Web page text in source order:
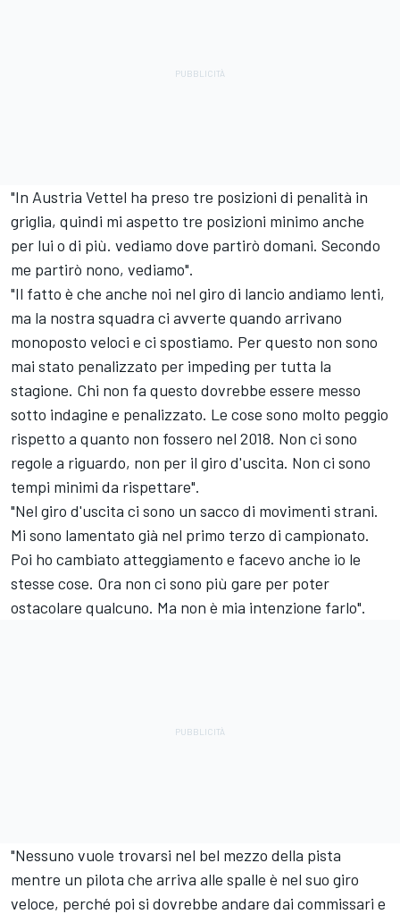
"In Austria Vettel ha preso tre posizioni di penalità in
griglia, quindi mi aspetto tre posizioni minimo anche
per lui o di più. vediamo dove partirò domani. Secondo
me partirò nono, vediamo".
"Il fatto è che anche noi nel giro di lancio andiamo lenti,
ma la nostra squadra ci avverte quando arrivano
monoposto veloci e ci spostiamo. Per questo non sono
mai stato penalizzato per impeding per tutta la
stagione. Chi non fa questo dovrebbe essere messo
sotto indagine e penalizzato. Le cose sono molto peggio
rispetto a quanto non fossero nel 2018. Non ci sono
regole a riguardo, non per il giro d'uscita. Non ci sono
tempi minimi da rispettare".
"Nel giro d'uscita ci sono un sacco di movimenti strani.
Mi sono lamentato già nel primo terzo di campionato.
Poi ho cambiato atteggiamento e facevo anche io le
stesse cose. Ora non ci sono più gare per poter
ostacolare qualcuno. Ma non è mia intenzione farlo".
"Nessuno vuole trovarsi nel bel mezzo della pista
mentre un pilota che arriva alle spalle è nel suo giro
veloce, perché poi si dovrebbe andare dai commissari e